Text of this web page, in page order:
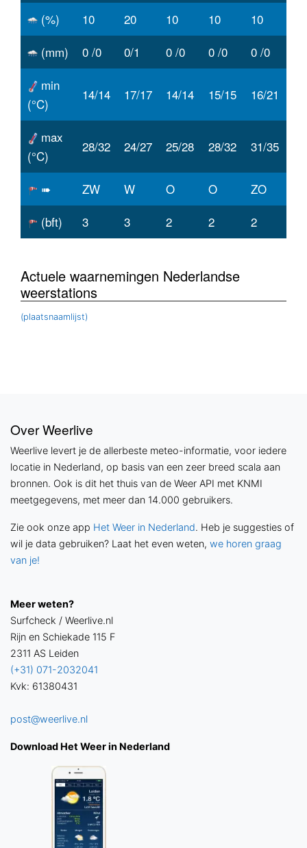
(%)
10 20 10 10
10
(mm)
0 /0 0/1 0 /0 0 /0
0 /0
min
(°C)
14/14 17/17 14/14 15/15 16/21
max
(°C)
28/32 24/27 25/28 28/32 31/35
➠ ZW W O O
ZO
(bft)
3 3 2 2 2
Actuele waarnemingen Nederlandse
weerstations
(plaatsnaamlijst)
Over Weerlive
Weerlive levert je de allerbeste meteo-informatie, voor iedere
locatie in Nederland, op basis van een zeer breed scala aan
bronnen. Ook is dit het thuis van de Weer API met KNMI
meetgegevens, met meer dan 14.000 gebruikers.
Zie ook onze app Het Weer in Nederland. Heb je suggesties of
wil je data gebruiken? Laat het even weten, we horen graag
van je!
Meer weten?
Surfcheck / Weerlive.nl
Rijn en Schiekade 115 F
2311 AS Leiden
(+31) 071-2032041
Kvk: 61380431
post@weerlive.nl
Download Het Weer in Nederland